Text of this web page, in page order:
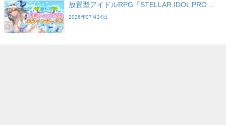
放置型アイドルRPG『STELLAR IDOL PRO…
2026年07月24日